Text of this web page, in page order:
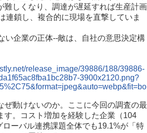
難しくなり、調達が遅延すれば生産計画
連鎖し、複合的に現場を直撃していま
い企業の正体--敵は、自社の意思決定構
release_image/39886/188/39886-
3900x2120.png?
ぜ動けないのか。ここに今回の調査の最
す。コスト増加を経験した企業（104
ーバル連携課題全体でも19.1%が「特